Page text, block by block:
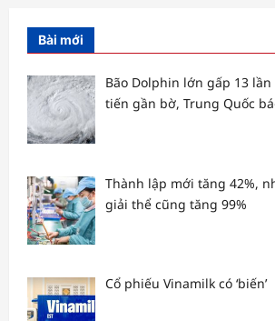
Bài mới
Bão Dolphin lớn gấp 13
tiến gần bờ, Trung Quốc
Thành lập mới tăng 42%,
giải thể cũng tăng 99%
Cổ phiếu Vinamilk có ‘biến’